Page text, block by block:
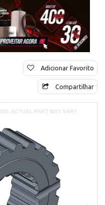
Adicionar Favorito
Compartilhar